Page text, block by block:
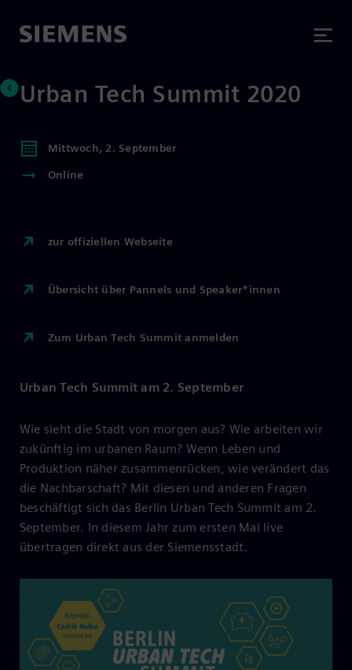
Urban Tech Summit 2020
Mittwoch, 2. September
Online
zur offiziellen Webseite
Übersicht über Pannels und Speaker*innen
Zum Urban Tech Summit anmelden
Urban Tech Summit am 2. September
Wie sieht die Stadt von morgen aus? Wie arbeiten wir
zukünftig im urbanen Raum? Wenn Leben und
Produktion näher zusammenrücken, wie verändert das
die Nachbarschaft? Mit diesen und anderen Fragen
beschäftigt sich das Berlin Urban Tech Summit am 2.
September. In diesem Jahr zum ersten Mal live
übertragen direkt aus der Siemensstadt.